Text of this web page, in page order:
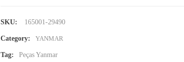
SKU: 165001-29490
Category: YANMAR
Tag: Peças Yanmar